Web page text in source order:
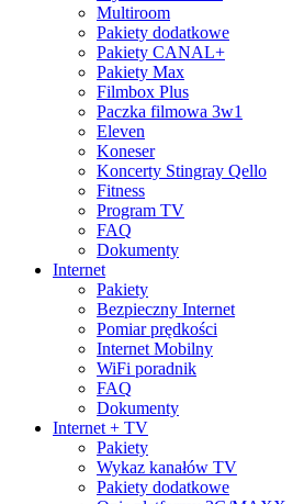
Multiroom
Pakiety dodatkowe
Pakiety CANAL+
Pakiety Max
Filmbox Plus
Paczka filmowa 3w1
Eleven
Koneser
Koncerty Stingray Qello
Fitness
Program TV
FAQ
Dokumenty
Internet
Pakiety
Bezpieczny Internet
Pomiar prędkości
Internet Mobilny
WiFi poradnik
FAQ
Dokumenty
Internet + TV
Pakiety
Wykaz kanałów TV
Pakiety dodatkowe